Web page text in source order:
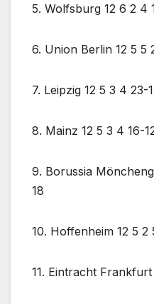
5. Wolfsburg 12 6 2 4
6. Union Berlin 12 5 5
7. Leipzig 12 5 3 4 23-
8. Mainz 12 5 3 4 16-
9. Borussia
18
10. Hoffenheim 12 5 2
11. Eintracht Frankfurt